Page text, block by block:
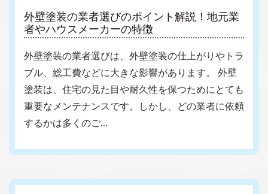
外壁塗装の業者選びのポイント解説！地元業
者やハウスメーカーの特徴
外壁塗装の業者選びは、外壁塗装の仕上がりやトラ
ブル、総工費などに大きな影響があります。 外壁
塗装は、住宅の見た目や耐久性を保つためにとても
重要なメンテナンスです。しかし、どの業者に依頼
するかは多くのご…